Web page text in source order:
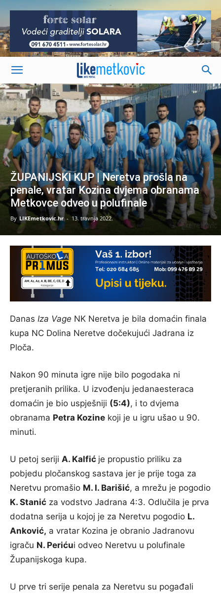
-
ŽUPANIJSKI KUP | Neretva prošla na
penale, vratar Kozina dvjema obranama
Metkovce odveo u polufinale
By LIKEmetkovic.hr - 13. travnja 2022.
Danas Iza Vage NK Neretva je bila domaćin finala
kupa NC Dolina Neretve dočekujući Jadrana iz
Ploča.
Nakon 90 minuta igre nije bilo pogodaka ni
pretjeranih prilika. U izvođenju jedanaesteraca
domaćin je bio uspješniji (5:4), i to dvjema
obranama Petra Kozine koji je u igru ušao u 90.
minuti.
U petoj seriji A. Kalfić je propustio priliku za
pobjedu pločanskog sastava jer je prije toga za
Neretvu promašio M. I. Barišić, a mrežu je pogodio
K. Stanić za vodstvo Jadrana 4:3. Odlučila je prva
dodatna serija u kojoj je za Neretvu pogodio L.
Anković, a vratar Kozina je obranio Jadranovu
igraču N. Perićui odveo Neretvu u polufinale
Županijskoga kupa.
U prve tri serije penala za Neretvu su pogađali